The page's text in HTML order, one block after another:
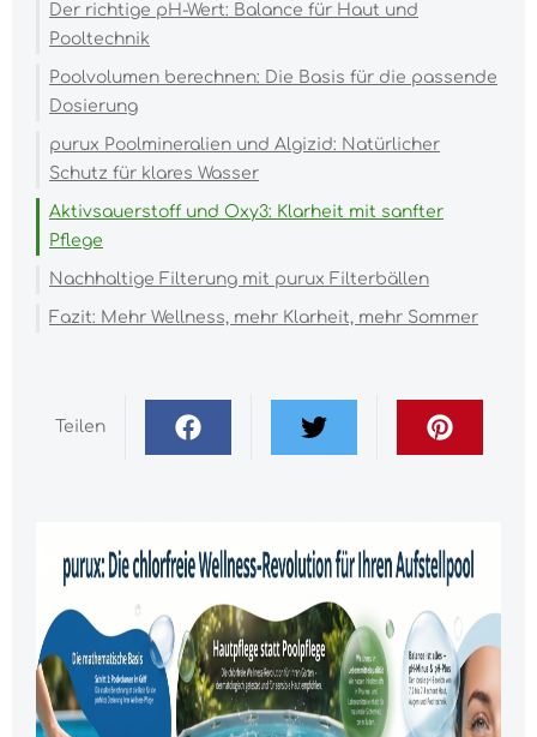
Der richtige pH-Wert: Balance für Haut und
Pooltechnik
Poolvolumen berechnen: Die Basis für die passende
Dosierung
purux Poolmineralien und Algizid: Natürlicher
Schutz für klares Wasser
Aktivsauerstoff und Oxy3: Klarheit mit sanfter
Pflege
Nachhaltige Filterung mit purux Filterbällen
Fazit: Mehr Wellness, mehr Klarheit, mehr Sommer
Teilen